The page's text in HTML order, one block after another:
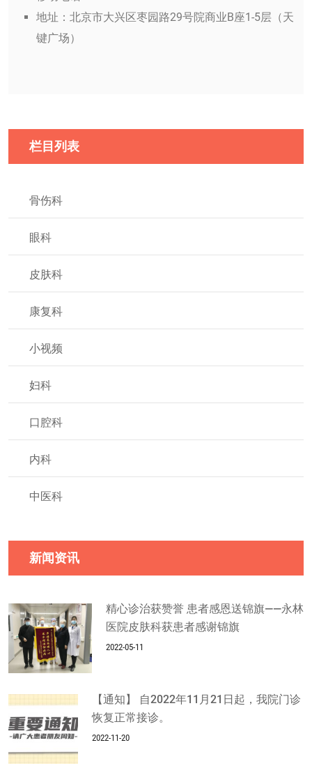
地址：北京市大兴区枣园路29号院商业B座1-5层（天
键广场）
栏目列表
骨伤科
眼科
皮肤科
康复科
小视频
妇科
口腔科
内科
中医科
新闻资讯
精心诊治获赞誉 患者感恩送锦旗——永林
医院皮肤科获患者感谢锦旗
2022-05-11
【通知】 自2022年11月21日起，我院门诊
恢复正常接诊。
2022-11-20